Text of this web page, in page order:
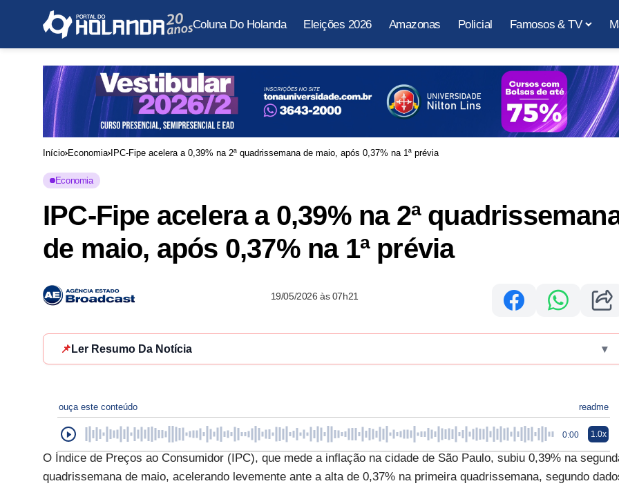
Coluna Do Holanda Eleições 2026 Amazonas Policial Famosos & TV
Início Economia IPC-Fipe acelera a 0,39% na 2ª quadrissemana de maio, após 0,37% na 1ª prévia
Economia
IPC-Fipe acelera a 0,39% na 2ª
de maio, após 0,37% na 1ª prévia
19/05/2026 às 07h21
📌 Ler Resumo Da Notícia ▾
ouça este conteúdo readme
0:00 1.0x
O Índice de Preços ao Consumidor (IPC), que mede a inflação na cidade de São Paulo, subiu 0,39% na
quadrissemana de maio, acelerando levemente ante a alta de 0,37% na primeira quadrissemana, segundo